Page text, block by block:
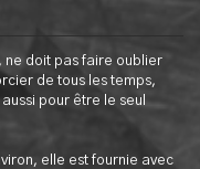
ne doit pas faire oublier
de tous les temps,
pour être le seul
elle est fournie avec